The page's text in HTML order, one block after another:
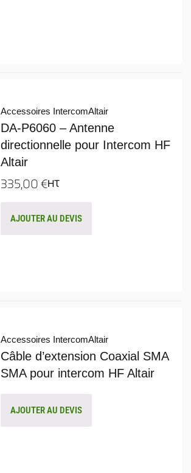
Accessoires IntercomAltair
DA-P6060 – Antenne
directionnelle pour Intercom HF
Altair
335,00€HT
AJOUTER AU DEVIS
Accessoires IntercomAltair
Câble d’extension Coaxial SMA
SMA pour intercom HF Altair
AJOUTER AU DEVIS